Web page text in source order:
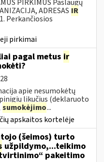
PIRKIMUS Paslaugų
ADRESAS IR
Perkančiosios
pirkimai
pagal metus ir
apie nesumokėtų
likučius (deklaruoto
sumokėjimo...
apskaitos kortelėje
(šeimos) turto
užpildymo,...teikimo
pakeitimo